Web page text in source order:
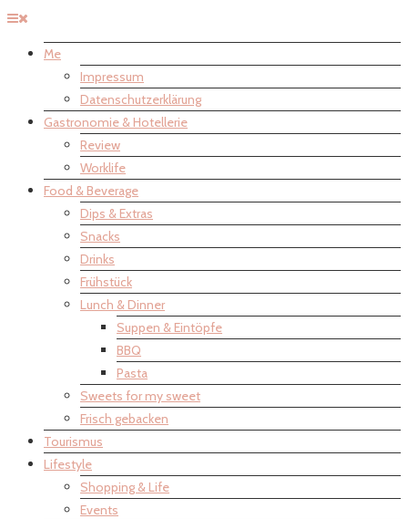
Me
Impressum
Datenschutzerklärung
Gastronomie & Hotellerie
Review
Worklife
Food & Beverage
Dips & Extras
Snacks
Drinks
Frühstück
Lunch & Dinner
Suppen & Eintöpfe
BBQ
Pasta
Sweets for my sweet
Frisch gebacken
Tourismus
Lifestyle
Shopping & Life
Events